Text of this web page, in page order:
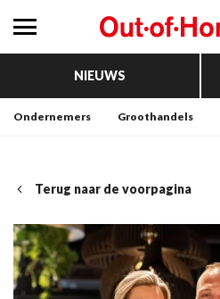
NIEUWS
Ondernemers Groothandels
Terug naar de voorpagina